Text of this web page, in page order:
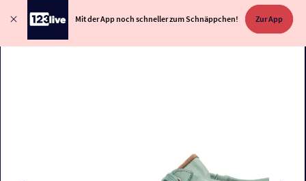
Mit der App noch schneller zum Schnäppchen! Zur App